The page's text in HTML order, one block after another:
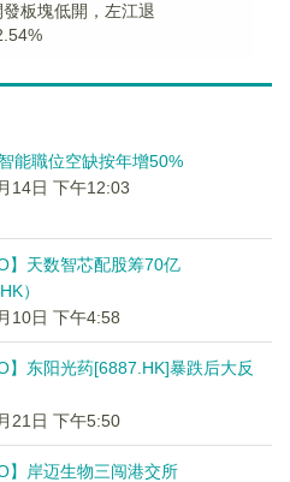
發板塊低開，左江退
能職位空缺按年增50%
14日 下午12:03
】天数智芯配股筹70亿
）
10日 下午4:58
】东阳光药[6887.HK]暴跌后大反
21日 下午5:50
】岸迈生物三闯港交所